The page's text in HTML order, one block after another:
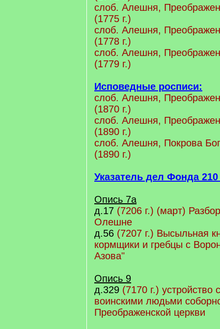
cлоб. Алешня,
(1775 г.)
cлоб. Алешня,
(1778 г.)
cлоб. Алешня,
(1779 г.)
Исповедные росписи:
cлоб. Алешня,
(1870 г.)
cлоб. Алешня,
(1890 г.)
cлоб. Алешня, Покрова
(1890 г.)
Указатель дел Фонда
Опись 7а
д.17 (7206 г.) (март)
Олешне
д.56 (7207 г.) Высыльная
кормщики и гребцы с
Азова"
Опись 9
д.329 (7170 г.) устройство
воинскими людьми
Преображенской церкви